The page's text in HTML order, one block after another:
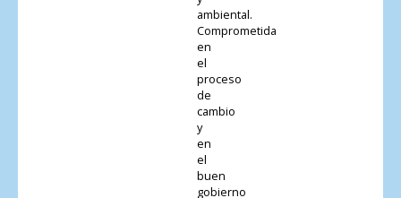
ambiental.
Comprometida
en
el
proceso
de
cambio
y
en
el
buen
gobierno